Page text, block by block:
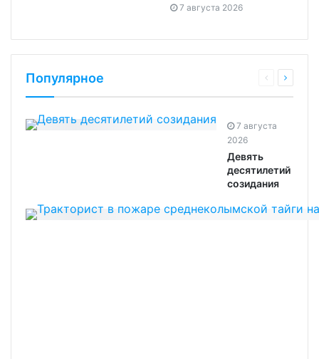
7 августа 2026
Популярное
7 августа
2026
Девять
десятилетий
созидания